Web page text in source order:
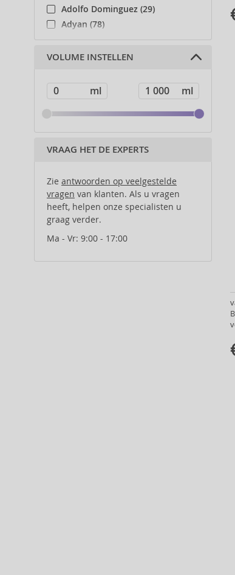
Adolfo Dominguez (29)
Adyan (78)
Affinage (1)
Afnan (83)
Ahava (49)
Aigner (41)
Ajmal (87)
Al Haramain (178)
Al Wataniah (79)
Alcina (156)
Alexander McQueen (2)
Alexandre.J (31)
Alfaparf Milano (175)
Alfred Sung (7)
VOLUME INSTELLEN
VRAAG HET DE EXPERTS
Zie antwoorden op veelgestelde
vragen van klanten. Als u vragen
heeft, helpen onze specialisten u
graag verder.
Ma - Vr: 9:00 - 17:00